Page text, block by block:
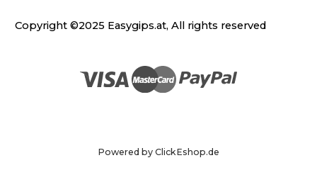
Copyright ©2025 Easygips.at, All rights reserved
Powered by ClickEshop.de